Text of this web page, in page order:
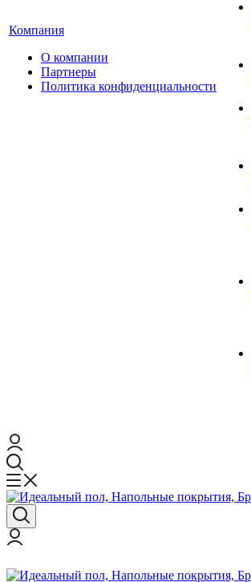
Компания
О компании
Партнеры
Политика конфиденциальности